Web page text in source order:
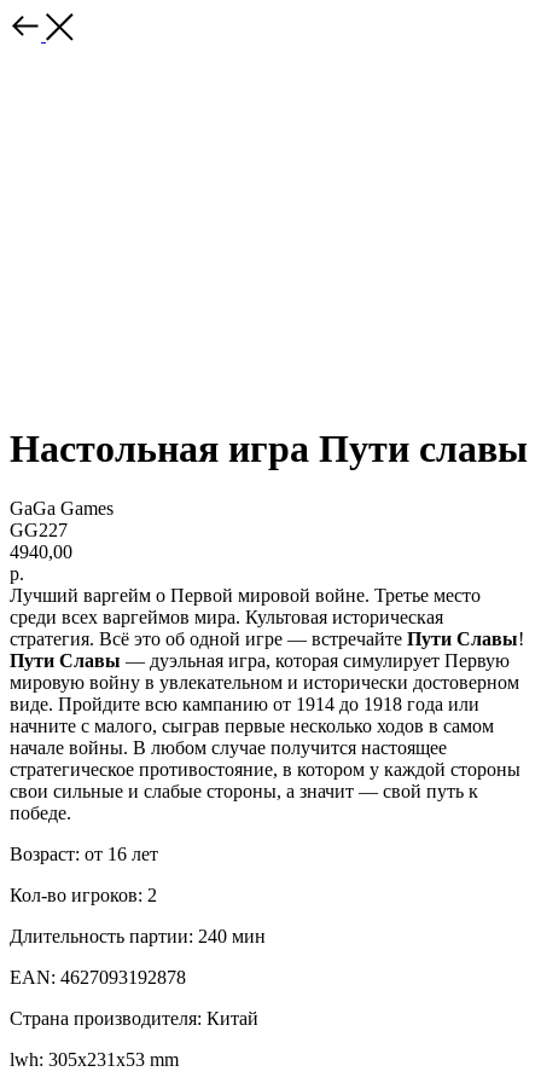
Настольная игра Пути славы
GaGa Games
GG227
4940,00
р.
Лучший варгейм о Первой мировой войне. Третье место
среди всех варгеймов мира. Культовая историческая
стратегия. Всё это об одной игре — встречайте Пути Славы!
Пути Славы — дуэльная игра, которая симулирует Первую
мировую войну в увлекательном и исторически достоверном
виде. Пройдите всю кампанию от 1914 до 1918 года или
начните с малого, сыграв первые несколько ходов в самом
начале войны. В любом случае получится настоящее
стратегическое противостояние, в котором у каждой стороны
свои сильные и слабые стороны, а значит — свой путь к
победе.
Возраст: от 16 лет
Кол-во игроков: 2
Длительность партии: 240 мин
EAN: 4627093192878
Страна производителя: Китай
lwh: 305x231x53 mm